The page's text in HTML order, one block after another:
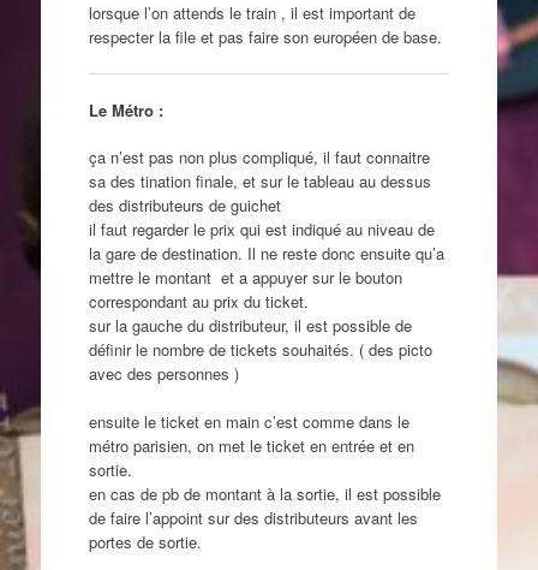
lorsque l’on attends le train , il est important de
respecter la file et pas faire son européen de base.
Le Métro :
ça n’est pas non plus compliqué, il faut connaitre
sa des tination finale, et sur le tableau au dessus
des distributeurs de guichet
il faut regarder le prix qui est indiqué au niveau de
la gare de destination. Il ne reste donc ensuite qu’a
mettre le montant et a appuyer sur le bouton
correspondant au prix du ticket.
sur la gauche du distributeur, il est possible de
définir le nombre de tickets souhaités. ( des picto
avec des personnes )
ensuite le ticket en main c’est comme dans le
métro parisien, on met le ticket en entrée et en
sortie.
en cas de pb de montant à la sortie, il est possible
de faire l’appoint sur des distributeurs avant les
portes de sortie.